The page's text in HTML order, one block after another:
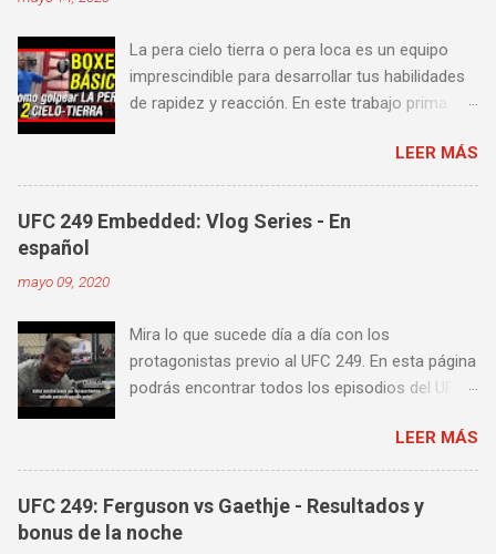
La pera cielo tierra o pera loca es un equipo
imprescindible para desarrollar tus habilidades
de rapidez y reacción. En este trabajo prima
fuerza o la contundencia. Este trabajo también
es fenomenal para desarrollar esquives y
contra golpes a alta velocidad; así como
también las entradas rápidas para acortar
algunos videos donde puedes aprender a
golpear la pera cielo tierra o pera loca. En esta
lista de videos podrás ver diversos tipos de
LEER MÁS
UFC 249 Embedded: Vlog Series - En
español
mayo 09, 2020
Mira lo que sucede día a día con los
protagonistas previo al UFC 249. En esta página
podrás encontrar todos los episodios del UFC
castellano. Te sugiero que estés pendiente ya
que día a día iremos actualizando está pagina
con un nuevo episodio del UFC 249 Embedded:
Vlog Series. Episodio 1 Episodio 2
LEER MÁS
UFC 249: Ferguson vs Gaethje - Resultados y
bonus de la noche